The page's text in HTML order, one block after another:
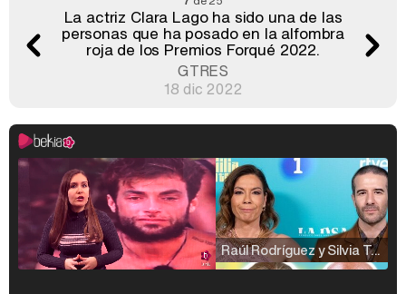
La actriz Clara Lago ha sido una de las
personas que ha posado en la alfombra
roja de los Premios Forqué 2022.
GTRES
18 dic 2022
Raúl Rodríguez y Silvia Taulés nos cuentan su papel en 'La familia de la tele'